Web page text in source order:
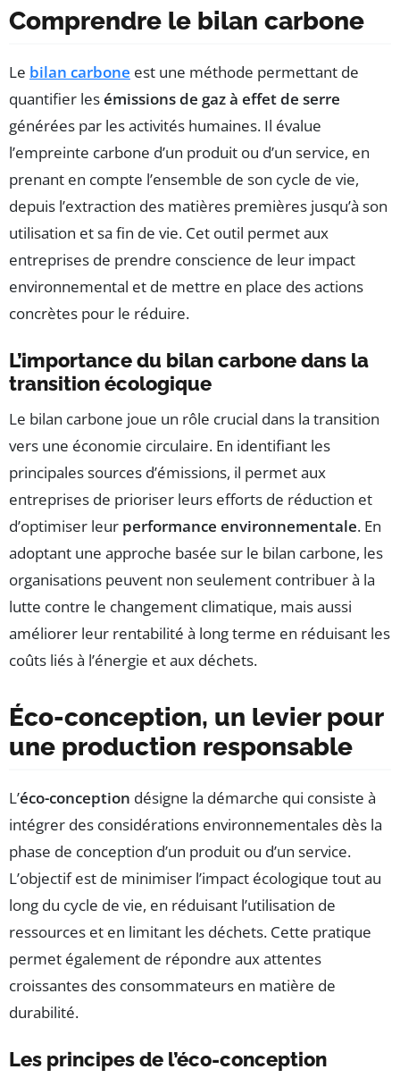
Comprendre le bilan carbone
Le bilan carbone est une méthode permettant de
quantifier lesémissions de gaz à effet de serre
générées par les activités humaines. Il évalue
l’empreinte carbone d’un produit ou d’un service, en
prenant en compte l’ensemble de son cycle de vie,
depuis l’extraction des matières premières jusqu’à son
utilisation et sa fin de vie. Cet outil permet aux
entreprises de prendre conscience de leur impact
environnemental et de mettre en place des actions
concrètes pour le réduire.
L’importance du bilan carbone dans la
transition écologique
Le bilan carbone joue un rôle crucial dans la transition
vers une économie circulaire. En identifiant les
principales sources d’émissions, il permet aux
entreprises de prioriser leurs efforts de réduction et
d’optimiser leur performance environnementale. En
adoptant une approche basée sur le bilan carbone, les
organisations peuvent non seulement contribuer à la
lutte contre le changement climatique, mais aussi
améliorer leur rentabilité à long terme en réduisant les
coûts liés à l’énergie et aux déchets.
Éco-conception, un levier pour
une production responsable
L’éco-conception désigne la démarche qui consiste à
intégrer des considérations environnementales dès la
phase de conception d’un produit ou d’un service.
L’objectif est de minimiser l’impact écologique tout au
long du cycle de vie, en réduisant l’utilisation de
ressources et en limitant les déchets. Cette pratique
permet également de répondre aux attentes
croissantes des consommateurs en matière de
durabilité.
Les principes de l’éco-conception